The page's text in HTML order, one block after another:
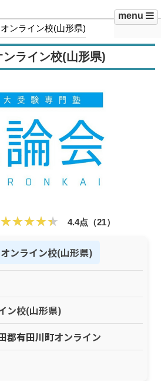
menu
オンライン校(山形県)
ンライン校(山形県)
4.4点（21）
ンライン校(山形県)
ン校(山形県)
郡有田川町オンライン